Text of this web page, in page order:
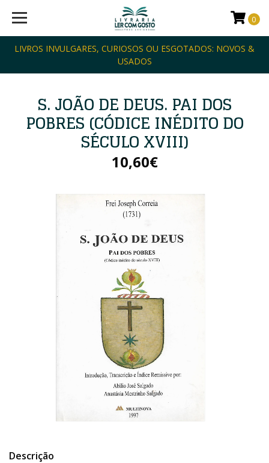
LIVROS INVULGARES, CURIOSOS OU ESGOTADOS: NOVOS &
USADOS
0
S. JOÃO DE DEUS. PAI DOS
POBRES (CÓDICE INÉDITO DO
SÉCULO XVIII)
10,60€
Descrição